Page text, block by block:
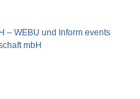
– WEBU und Inform events
mbH